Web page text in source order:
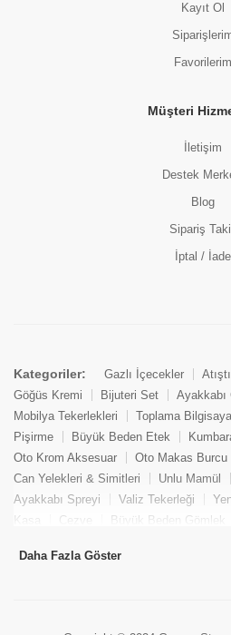
Kayıt Ol
Favorilerim
Müşteri
İletişim
Destek
Blog
Sipariş
İptal / İade
Kategoriler: Gazlı İçecekler
Göğüs Kremi
Bijuteri Set
Ayakkabı
Mobilya Tekerlekleri
Toplama
Pişirme
Büyük Beden Etek
Oto Krom Aksesuar
Oto Makas Burcu
Can Yelekleri & Simitleri
Unlu Mamül
Ayakkabı Spreyi
Valiz Tekerleği
Kasa
Cezve Büyük Beden Gömlek
Tekne Bağlama & Demirleme
Daha Fazla Göster